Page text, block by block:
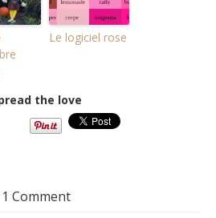
Le logiciel rose
the love
1 Comment